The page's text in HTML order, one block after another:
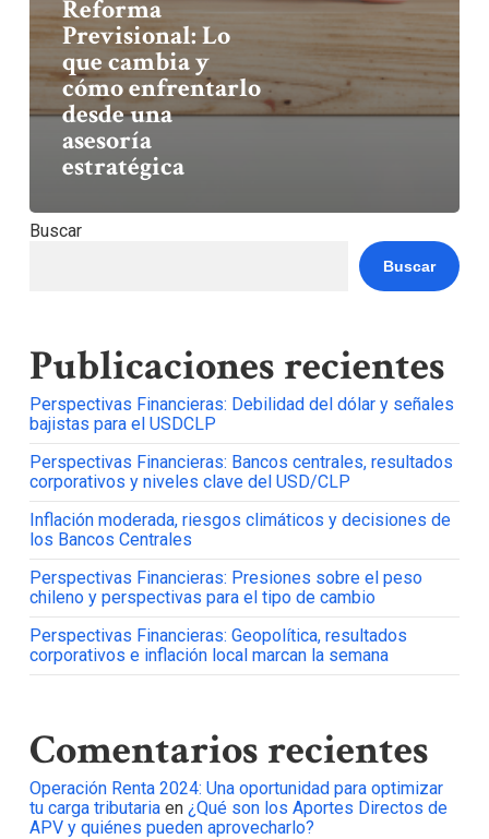
Reforma
Previsional: Lo
que cambia y
cómo enfrentarlo
desde una
asesoría
estratégica
Buscar
Buscar
Publicaciones recientes
Perspectivas Financieras: Debilidad del dólar y señales
bajistas para el USDCLP
Perspectivas Financieras: Bancos centrales, resultados
corporativos y niveles clave del USD/CLP
Inflación moderada, riesgos climáticos y decisiones de
los Bancos Centrales
Perspectivas Financieras: Presiones sobre el peso
chileno y perspectivas para el tipo de cambio
Perspectivas Financieras: Geopolítica, resultados
corporativos e inflación local marcan la semana
Comentarios recientes
Operación Renta 2024: Una oportunidad para optimizar
tu carga tributariaen ¿Qué son los Aportes Directos de
APV y quiénes pueden aprovecharlo?